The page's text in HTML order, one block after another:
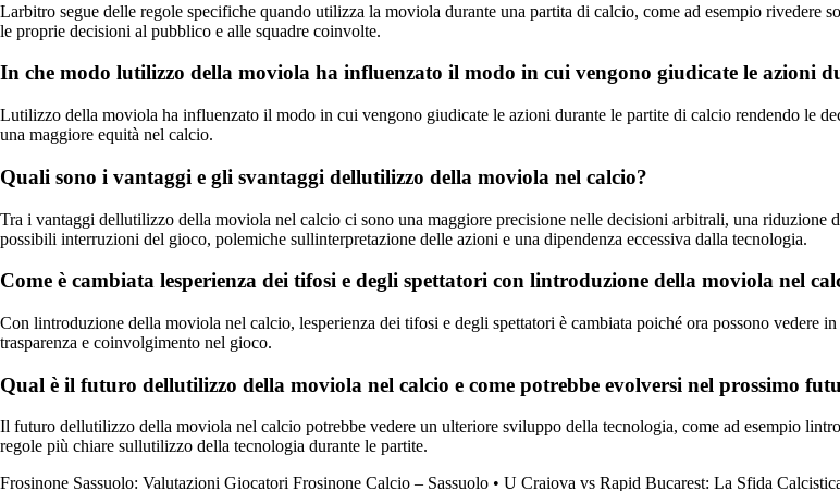
Larbitro segue delle regole specifiche quando utilizza la moviola durante una partita di calcio, come ad esempio rivedere
le proprie decisioni al pubblico e alle squadre coinvolte.
In che modo lutilizzo della moviola ha influenzato il modo in cui vengono giudicate le azioni
Lutilizzo della moviola ha influenzato il modo in cui vengono giudicate le azioni durante le partite di calcio rendendo le
una maggiore equità nel calcio.
Quali sono i vantaggi e gli svantaggi dellutilizzo della moviola nel calcio?
Tra i vantaggi dellutilizzo della moviola nel calcio ci sono una maggiore precisione nelle decisioni arbitrali, una riduzione
possibili interruzioni del gioco, polemiche sullinterpretazione delle azioni e una dipendenza eccessiva dalla tecnologia.
Come è cambiata lesperienza dei tifosi e degli spettatori con lintroduzione della moviola nel
Con lintroduzione della moviola nel calcio, lesperienza dei tifosi e degli spettatori è cambiata poiché ora possono vedere
trasparenza e coinvolgimento nel gioco.
Qual è il futuro dellutilizzo della moviola nel calcio e come potrebbe evolversi nel prossimo
Il futuro dellutilizzo della moviola nel calcio potrebbe vedere un ulteriore sviluppo della tecnologia, come ad esempio
regole più chiare sullutilizzo della tecnologia durante le partite.
Frosinone Sassuolo: Valutazioni Giocatori Frosinone Calcio – Sassuolo • U Craiova vs Rapid Bucarest: La Sfida